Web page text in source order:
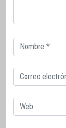
Correo
electrónico
Correo
electrónico
Web